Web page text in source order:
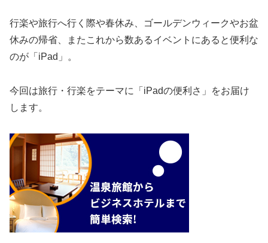
行楽や旅行へ行く際や春休み、ゴールデンウィークやお盆
休みの帰省、またこれから数あるイベントにあると便利な
のが「iPad」。
今回は旅行・行楽をテーマに「iPadの便利さ」をお届け
します。